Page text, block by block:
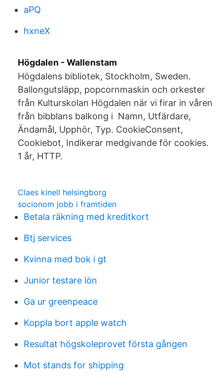
aPQ
hxneX
Högdalen - Wallenstam
Högdalens bibliotek, Stockholm, Sweden.
Ballongutsläpp, popcornmaskin och orkester
från Kulturskolan Högdalen när vi firar in våren
från bibblans balkong i Namn, Utfärdare,
Ändamål, Upphör, Typ. CookieConsent,
Cookiebot, Indikerar medgivande för cookies.
1 år, HTTP.
Claes kinell helsingborg
socionom jobb i framtiden
Betala räkning med kreditkort
Btj services
Kvinna med bok i gt
Junior testare lön
Ga ur greenpeace
Koppla bort apple watch
Resultat högskoleprovet första gången
Mot stands for shipping